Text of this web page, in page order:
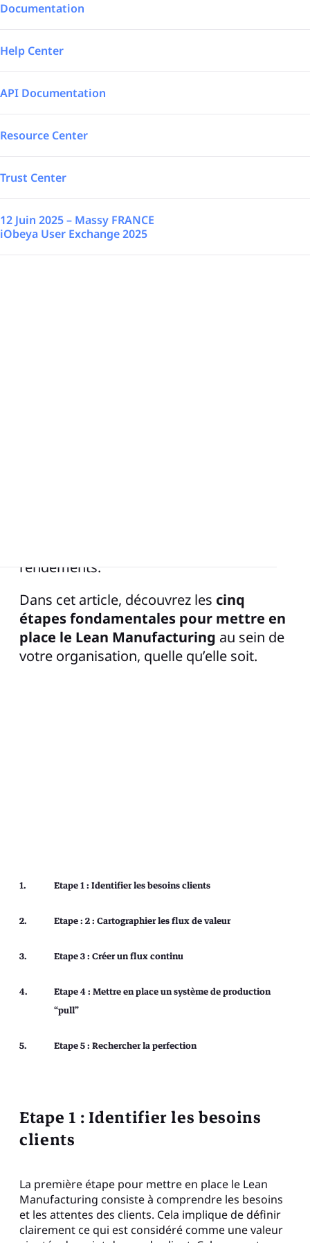
Intégrations
SAP Automated
Power BI
TrakSYS
Poka
SAP Stream
Aéronautique – Défense
Logistique
Énergie
A la une
Documentation
Help Center
API Documentation
Resource Center
Trust Center
12 Juin 2025 – Massy FRANCE
iObeya User Exchange 2025
rendements.
Dans cet article, découvrez les cinq
étapes fondamentales pour mettre en
place le Lean Manufacturing au sein de
votre organisation, quelle qu’elle soit.
Etape 1 : Identifier les besoins clients
Etape : 2 : Cartographier les flux de valeur
Etape 3 : Créer un flux continu
Etape 4 : Mettre en place un système de production
“pull”
Etape 5 : Rechercher la perfection
Etape 1 : Identifier les besoins
clients
La première étape pour mettre en place le Lean
Manufacturing consiste à comprendre les besoins
et les attentes des clients. Cela implique de définir
clairement ce qui est considéré comme une valeur